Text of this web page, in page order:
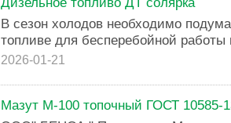
В сезон холодов необходимо
топливе для бесперебойной
2026-01-21
Мазут М-100 топочный ГОСТ 10585-